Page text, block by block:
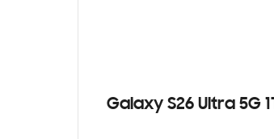
Galaxy S26 Ultra 5G